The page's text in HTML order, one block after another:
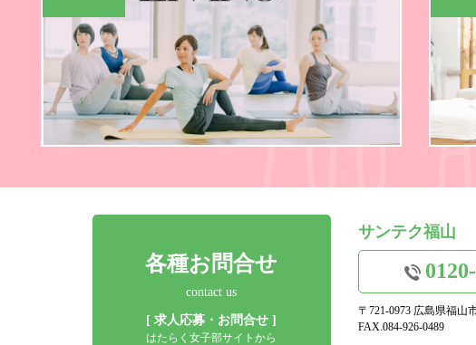
各種お問合せ
contact us
[ 求人応募・お問合せ ]
はたらく女子部サイトから
サンテク福山
〒721-0973 広島県福山
FAX.084-926-0489